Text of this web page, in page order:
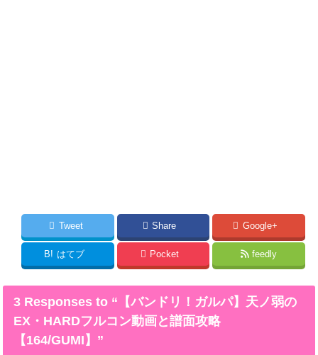
Tweet Share Google+
B! はてブ Pocket feedly
3 Responses to “【バンドリ！ガルパ】天ノ弱の
EX・HARDフルコン動画と譜面攻略
【164/GUMI】”